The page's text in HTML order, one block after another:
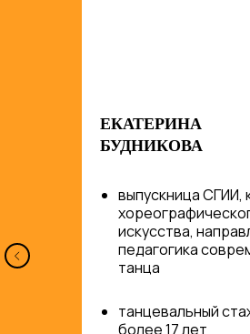
ЕКАТЕРИНА
БУДНИКОВА
выпускница СГИИ,
искусства,
педагогика
танца
танцевальный
более 17 лет